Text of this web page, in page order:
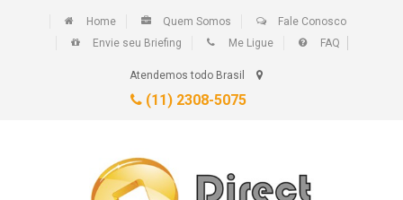
Home Quem Somos
Fale Conosco
Envie seu Briefing
Me Ligue FAQ
Atendemos todo Brasil
(11) 2308-5075